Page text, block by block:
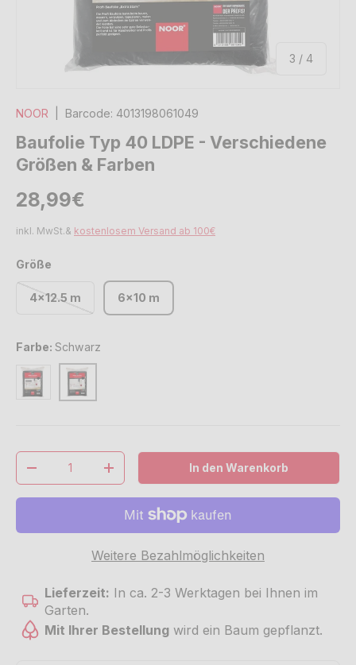
3 / von
4
NOOR Barcode: 4013198061049
Baufolie Typ 40 LDPE - Verschiedene
Größen & Farben
Normaler Preis
28,99€
inkl. MwSt.& kostenlosem Versand ab 100€
Größe
4x12.5 m 6x10 m
Farbe: Schwarz
TransparentSchwarz
Anzahl
Menge verringernMenge erhöhenIn den Warenkorb
Weitere Bezahlmöglichkeiten
Lieferzeit: In ca. 2-3 Werktagen bei Ihnen im
Garten.
Mit Ihrer Bestellung wird ein Baum gepflanzt.